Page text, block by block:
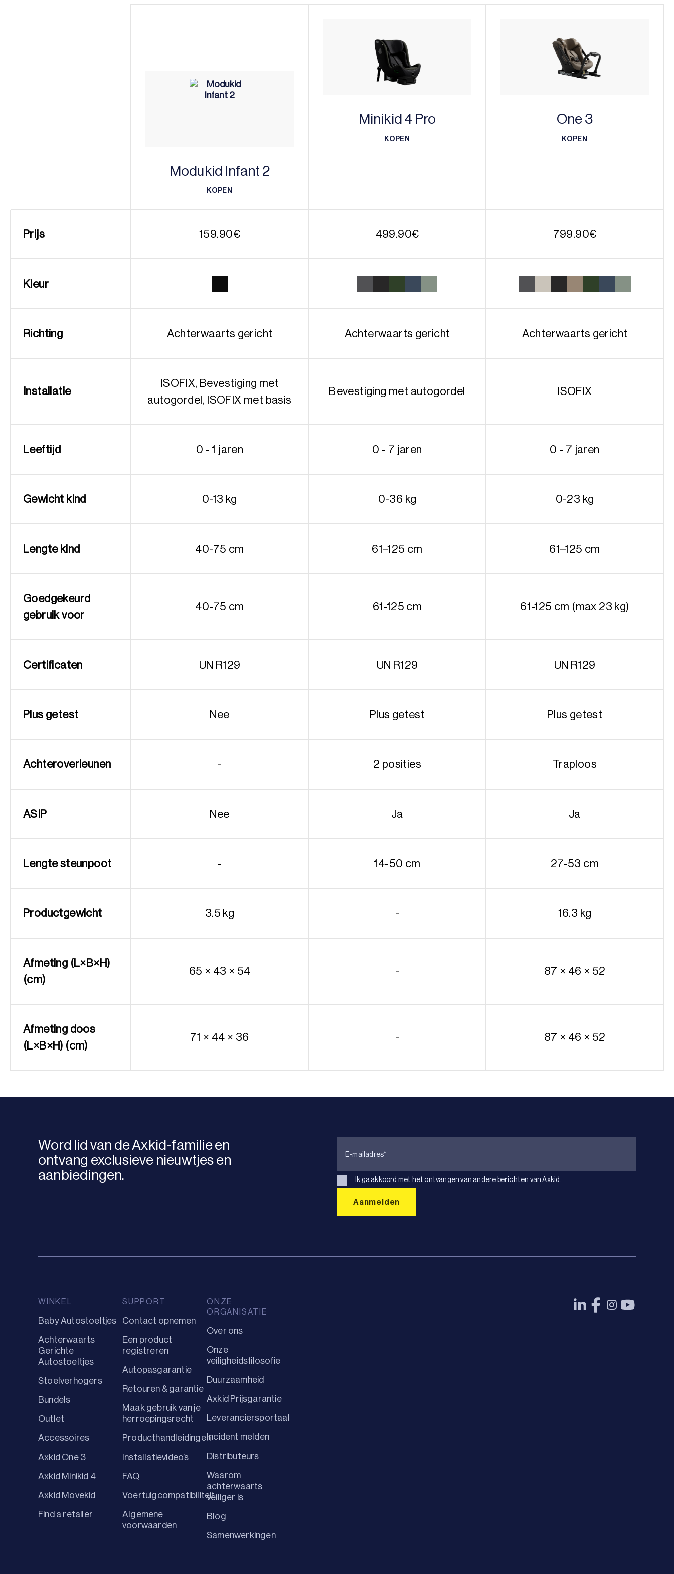
Modukid Infant 2
KOPEN
Minikid 4 Pro
KOPEN
One 3
KOPEN
Prijs 159.90€ 499.90€ 799.90€
Kleur
Richting Achterwaarts gericht Achterwaarts gericht Achterwaarts gericht
Installatie
ISOFIX, Bevestiging met
autogordel, ISOFIX met basis
Bevestiging met autogordel ISOFIX
Leeftijd 0 - 1 jaren 0 - 7 jaren 0 - 7 jaren
Gewicht kind 0-13 kg 0-36 kg 0-23 kg
Lengte kind 40-75 cm 61–125 cm 61–125 cm
Goedgekeurd
gebruik voor
40-75 cm 61-125 cm 61-125 cm (max 23 kg)
Certificaten UN R129 UN R129 UN R129
Plus getest Nee Plus getest Plus getest
Achteroverleunen - 2 posities Traploos
ASIP Nee Ja Ja
Lengte steunpoot - 14-50 cm 27-53 cm
Productgewicht 3.5 kg - 16.3 kg
Afmeting (L×B×H)
(cm)
65 × 43 × 54 - 87 × 46 × 52
Afmeting doos
(L×B×H) (cm)
71 × 44 × 36 - 87 × 46 × 52
Word lid van de Axkid-familie en
ontvang exclusieve nieuwtjes en
aanbiedingen.
Ik ga akkoord met het ontvangen van andere berichten van Axkid.
WINKEL
Baby Autostoeltjes
Achterwaarts
Gerichte
Autostoeltjes
Stoelverhogers
Bundels
Outlet
Accessoires
Axkid One 3
Axkid Minikid 4
Axkid Movekid
Find a retailer
SUPPORT
Contact opnemen
Een product
registreren
Autopasgarantie
Retouren & garantie
Maak gebruik van je
herroepingsrecht
Producthandleidingen
Installatievideo’s
FAQ
Voertuigcompatibiliteit
Algemene
voorwaarden
ONZE
ORGANISATIE
Over ons
Onze
veiligheidsfilosofie
Duurzaamheid
Axkid Prijsgarantie
Leveranciersportaal
Incident melden
Distributeurs
Waarom
achterwaarts
veiliger is
Blog
Samenwerkingen